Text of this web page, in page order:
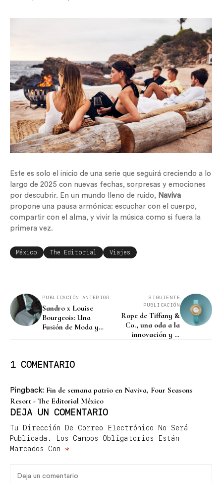
Este es solo el inicio de una serie que seguirá creciendo a lo
largo de 2025 con nuevas fechas, sorpresas y emociones
por descubrir. En un mundo lleno de ruido, Naviva
propone una pausa armónica: escuchar con el cuerpo,
compartir con el alma, y vivir la música como si fuera la
primera vez.
México The Editorial Viajes
PUBLICACIÓN ANTERIOR
Sandro x Louise
Bourgeois: Una
Fusión de Moda y
SIGUIENTE
PUBLICACIÓN
Rope de Tiffany &
Co., una oda a la
innovación y el
1 COMENTARIO
Pingback: Fin de semana patrio en Naviva, Four Seasons
Resort - The Editorial México
DEJA UN COMENTARIO
Tu Dirección De Correo Electrónico No Será
Publicada.
Los Campos Obligatorios Están
Marcados Con *